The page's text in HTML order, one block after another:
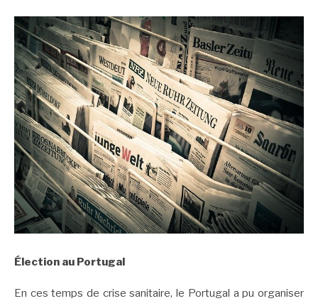
Élection au Portugal
En ces temps de crise sanitaire, le Portugal a pu organiser